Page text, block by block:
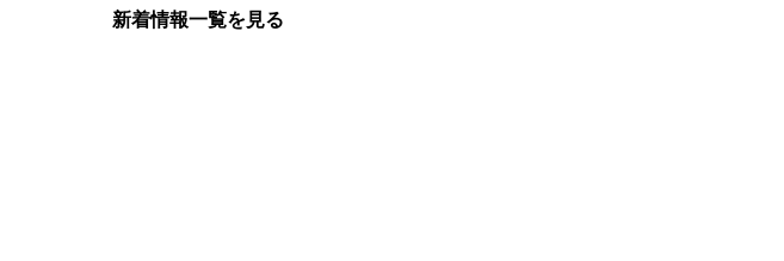
新着情報一覧を見る